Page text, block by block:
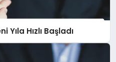
Yıla Hızlı Başladı